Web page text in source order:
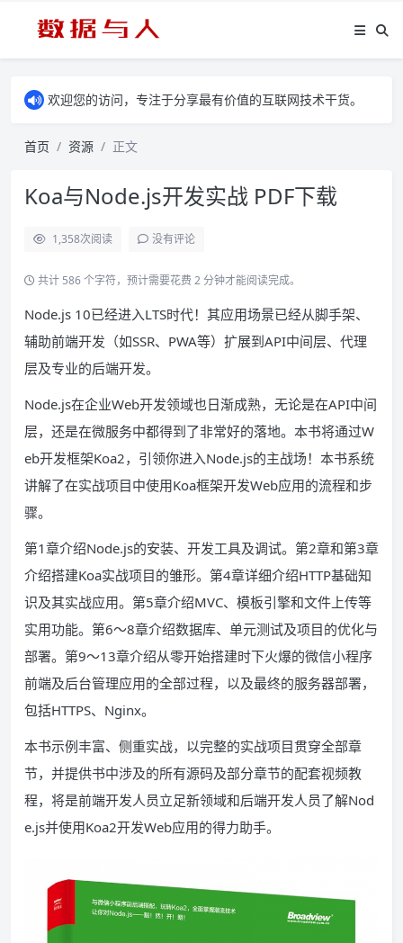
欢迎您的访问，专注于分享最有价值的互联网技术干货。
首页 资源 正文
Koa与Node.js开发实战 PDF下载
1,358次阅读 没有评论
共计 586 个字符，预计需要花费 2 分钟才能阅读完成。
Node.js 10已经进入LTS时代！其应用场景已经从脚手架、
辅助前端开发（如SSR、PWA等）扩展到API中间层、代理
层及专业的后端开发。
Node.js在企业Web开发领域也日渐成熟，无论是在API中间
层，还是在微服务中都得到了非常好的落地。本书将通过W
eb开发框架Koa2，引领你进入Node.js的主战场！本书系统
讲解了在实战项目中使用Koa框架开发Web应用的流程和步
骤。
第1章介绍Node.js的安装、开发工具及调试。第2章和第3章
介绍搭建Koa实战项目的雏形。第4章详细介绍HTTP基础知
识及其实战应用。第5章介绍MVC、模板引擎和文件上传等
实用功能。第6～8章介绍数据库、单元测试及项目的优化与
部署。第9～13章介绍从零开始搭建时下火爆的微信小程序
前端及后台管理应用的全部过程，以及最终的服务器部署，
包括HTTPS、Nginx。
本书示例丰富、侧重实战，以完整的实战项目贯穿全部章
节，并提供书中涉及的所有源码及部分章节的配套视频教
程，将是前端开发人员立足新领域和后端开发人员了解Nod
e.js并使用Koa2开发Web应用的得力助手。